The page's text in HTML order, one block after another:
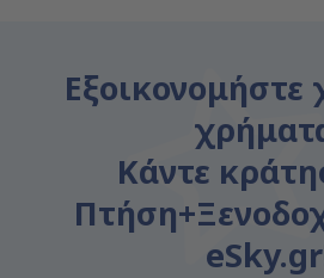
Εξοικονομήστε
Κάντε